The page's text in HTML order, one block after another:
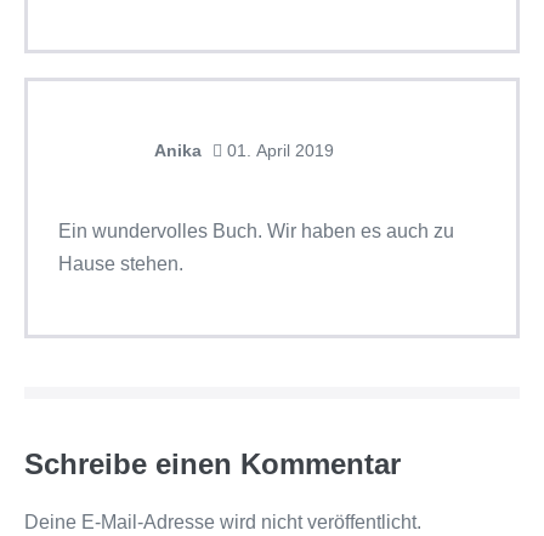
Anika 01. April 2019
Ein wundervolles Buch. Wir haben es auch zu
Hause stehen.
Schreibe einen Kommentar
Deine E-Mail-Adresse wird nicht veröffentlicht.